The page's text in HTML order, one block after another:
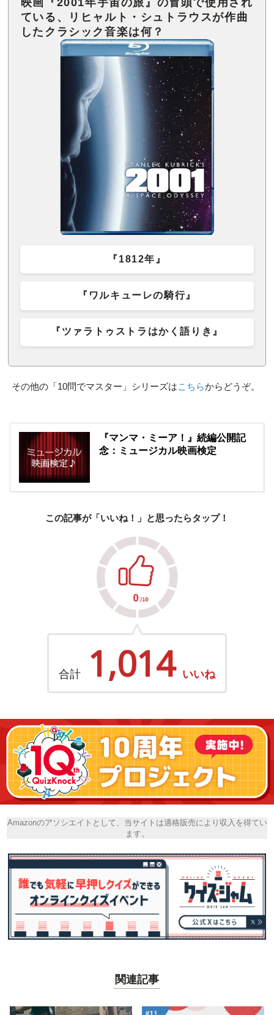
ている、リヒャルト・シュトラウスが作曲
『1812年』
『ワルキューレの騎行』
『ツァラトゥストラはかく語りき』
その他の「10問でマスター」シリーズはこちらからどうぞ。
『マンマ・ミーア！』続編公開記
念：ミュージカル映画検定
この記事が「いいね！」と思ったらタップ！
合計 1,014 いいね
Amazonのアソシエイトとして、当サイトは適格販売により収入を得てい
ます。
関連記事